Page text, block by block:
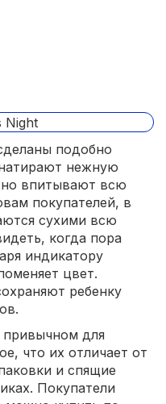
подобно
нежную
впитывают всю
покупателей, в
сухими всю
когда пора
индикатору
цвет.
ребенку
привычном для
что их отличает от
и спящие
Покупатели